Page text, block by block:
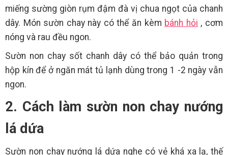
miếng sường giòn rụm đậm đà vị chua ngọt của chanh
dây. Món sườn chay này có thể ăn kèm bánh hỏi , cơm
nóng và rau đều ngon.
Sườn non chay sốt chanh dây có thể bảo quản trong
hộp kín để ở ngăn mát tủ lạnh dùng trong 1 -2 ngày vẫn
ngon.
2. Cách làm sườn non chay nướng
lá dứa
Sườn non chay nướng lá dứa nghe có vẻ khá xa lạ, thế